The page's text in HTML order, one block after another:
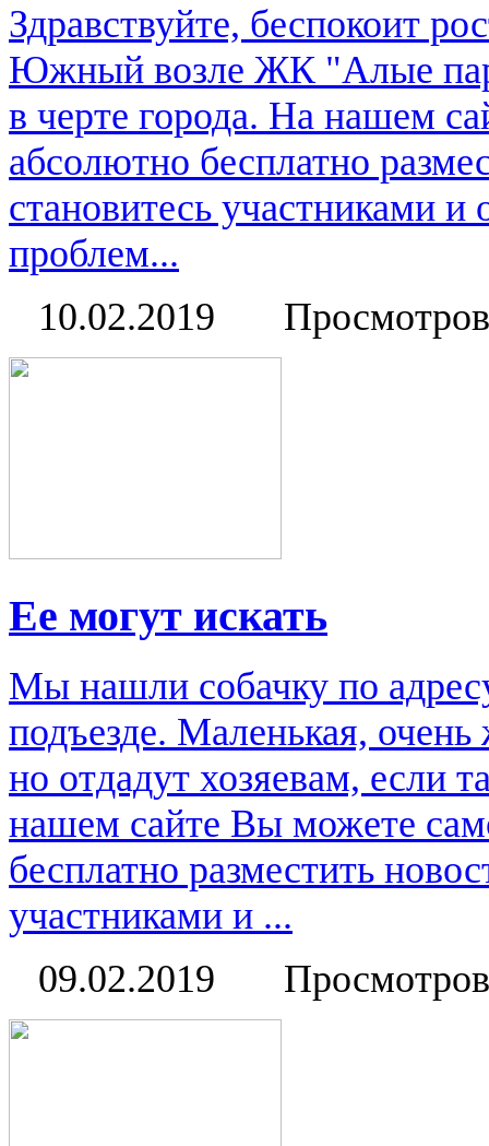
Здравствуйте, беспокоит
Южный возле ЖК "Алые
в черте города. На нашем
абсолютно бесплатно
становитесь участниками
проблем...
10.02.2019
Ее могут искать
Мы нашли собачку по
подъезде. Маленькая,
но отдадут хозяевам, если
нашем сайте Вы можете
бесплатно разместить
участниками и ...
09.02.2019